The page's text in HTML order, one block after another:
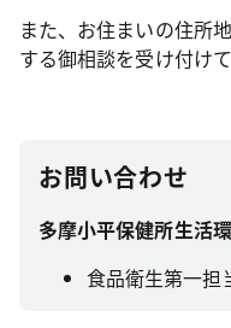
また、お住まいの住所
する御相談を受け付けて
お問い合わせ
多摩小平保健所生活
食品衛生第一担